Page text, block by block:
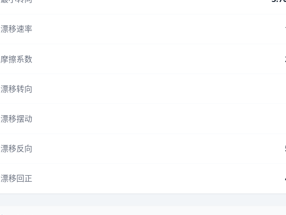
漂移速率
摩擦系数
漂移转向
漂移摆动
漂移反向
漂移回正